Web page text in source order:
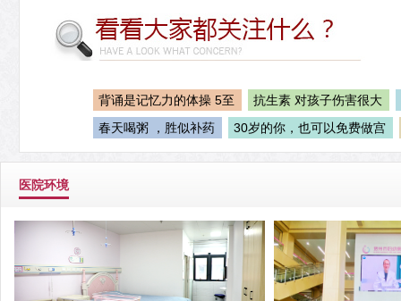
背诵是记忆力的体操 5至
抗生素 对孩子伤害很大
春天喝粥 ，胜似补药
30岁的你，也可以免费做宫
医院环境